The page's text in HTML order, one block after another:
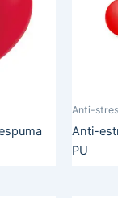
Anti-
Anti-
PU